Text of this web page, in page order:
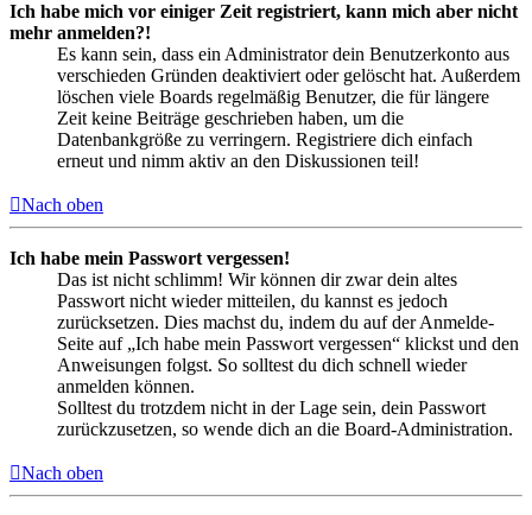
Ich habe mich vor einiger Zeit registriert, kann mich aber nicht
mehr anmelden?!
Es kann sein, dass ein Administrator dein Benutzerkonto aus
verschieden Gründen deaktiviert oder gelöscht hat. Außerdem
löschen viele Boards regelmäßig Benutzer, die für längere
Zeit keine Beiträge geschrieben haben, um die
Datenbankgröße zu verringern. Registriere dich einfach
erneut und nimm aktiv an den Diskussionen teil!
Nach oben
Ich habe mein Passwort vergessen!
Das ist nicht schlimm! Wir können dir zwar dein altes
Passwort nicht wieder mitteilen, du kannst es jedoch
zurücksetzen. Dies machst du, indem du auf der Anmelde-
Seite auf „Ich habe mein Passwort vergessen“ klickst und den
Anweisungen folgst. So solltest du dich schnell wieder
anmelden können.
Solltest du trotzdem nicht in der Lage sein, dein Passwort
zurückzusetzen, so wende dich an die Board-Administration.
Nach oben